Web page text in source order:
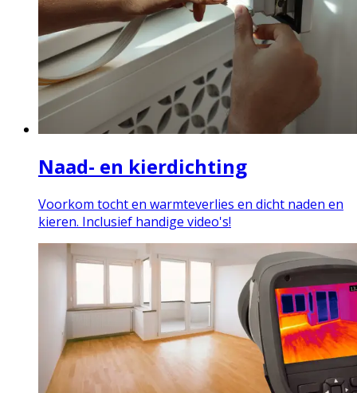
Naad- en kierdichting
Voorkom tocht en warmteverlies en dicht naden en
kieren. Inclusief handige video's!